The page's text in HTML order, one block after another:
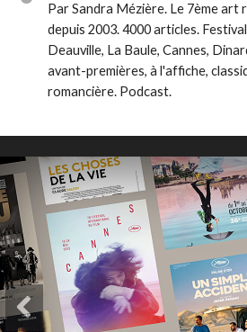
Par Sandra Mézière. Le 7ème art
depuis 2003. 4000 articles.
Deauville, La Baule, Cannes,
avant-premières, à l'affiche,
romancière. Podcast.